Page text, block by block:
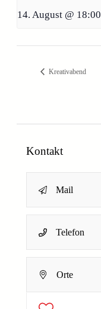
14. August @ 18:00
Kreativabend
Kontakt
Mail
E-Mail-Adresse
Telefon
Orte